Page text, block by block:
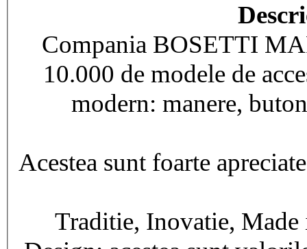
Compania BOSETTI
10.000 de modele de
modern: manere,
Acestea sunt foarte
Traditie, Inovatie,